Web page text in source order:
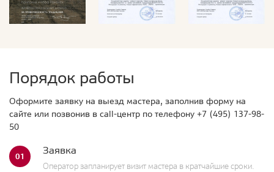
Порядок работы
Оформите заявку на выезд мастера, заполнив форму на
сайте или позвонив в call-центр по телефону +7 (495) 137-98-
50
01 Заявка
Оператор запланирует визит мастера в кратчайшие сроки.